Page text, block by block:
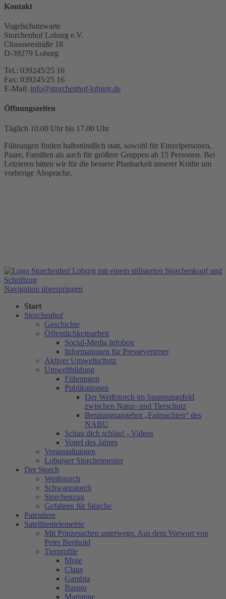
Kontakt
Vogelschutzwarte
Storchenhof Loburg e.V.
Chausseestraße 18
D-39279 Loburg
Tel.: 039245/25 16
Fax: 039245/25 16
E-Mail: info@storchenhof-loburg.de
Öffnungszeiten
Täglich 10.00 Uhr bis 17.00 Uhr
Führungen finden halbstündlich statt, sowohl für Einzelpersonen,
Paare, Familien als auch für größere Gruppen ab 15 Personen. Bei
Letzteren bitten wir für die bessere Planbarkeit unserer Kräfte um
vorherige Absprache.
Navigation überspringen
Start
Storchenhof
Geschichte
Öffentlichkeitsarbeit
Social-Media Infobox
Informationen für Pressevertreter
Aktiver Umweltschutz
Umweltbildung
Führungen
Publikationen
Der Weißstorch im Spannungsfeld
zwischen Natur- und Tierschutz
Beratungsangebot „Fairpachten“ des
NABU
Schau dich schlau! - Videos
Vogel des Jahres
Veranstaltungen
Loburger Storchennester
Der Storch
Weißstorch
Schwarzstorch
Storchenzug
Gefahren für Störche
Patentiere
Satellitentelemetrie
Mit Prinzesschen unterwegs. Aus dem Vorwort von
Peter Berthold
Tierprofile
Mose
Claus
Gambia
Basuto
Marianne